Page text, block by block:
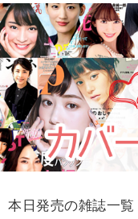
本日発売の雑誌一覧